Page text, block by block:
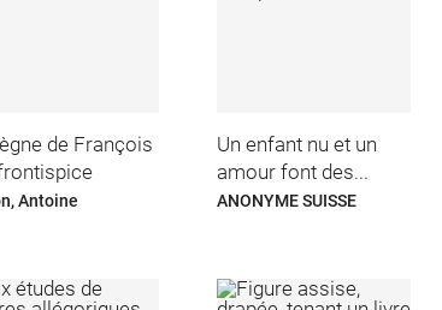
de François
Antoine
Un enfant nu et un
amour font des...
ANONYME SUISSE